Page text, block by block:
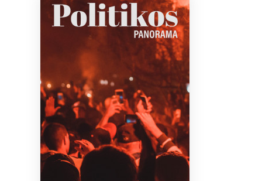
Bibliotekoms
+370 667 80 541
info@elvislab.lt